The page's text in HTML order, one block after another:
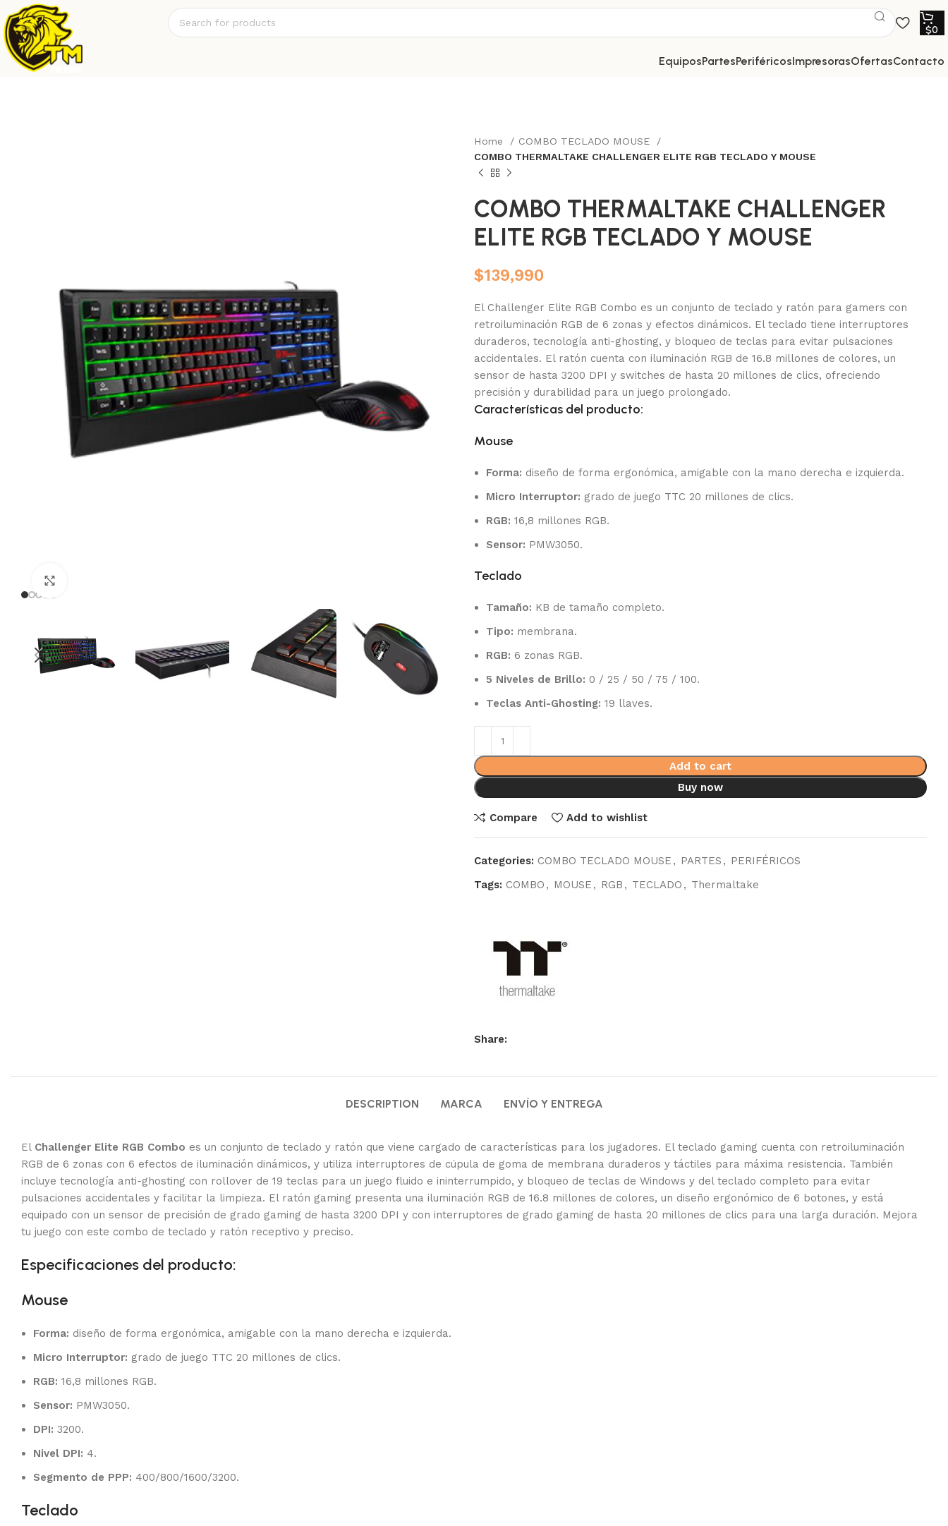
$0
equipos partes periféricos impresoras ofertas contacto
Home
COMBO TECLADO MOUSE
COMBO THERMALTAKE CHALLENGER ELITE RGB TECLADO Y MOUSE
COMBO THERMALTAKE CHALLENGER
ELITE RGB TECLADO Y MOUSE
$139,990
El Challenger Elite RGB Combo es un conjunto de teclado y ratón para gamers con
retroiluminación RGB de 6 zonas y efectos dinámicos. El teclado tiene interruptores
duraderos, tecnología anti-ghosting, y bloqueo de teclas para evitar pulsaciones
accidentales. El ratón cuenta con iluminación RGB de 16.8 millones de colores, un
sensor de hasta 3200 DPI y switches de hasta 20 millones de clics, ofreciendo
precisión y durabilidad para un juego prolongado.
Características del producto:
Mouse
Forma: diseño de forma ergonómica, amigable con la mano derecha e izquierda.
Micro Interruptor: grado de juego TTC 20 millones de clics.
RGB: 16,8 millones RGB.
Sensor: PMW3050.
Teclado
Tamaño: KB de tamaño completo.
Tipo: membrana.
RGB: 6 zonas RGB.
5 Niveles de Brillo: 0 / 25 / 50 / 75 / 100.
Teclas Anti-Ghosting: 19 llaves.
Add to cart
Buy now
Compare Add to wishlist
Categories: COMBO TECLADO MOUSE , PARTES , PERIFÉRICOS
Tags: COMBO , MOUSE , RGB , TECLADO , Thermaltake
Share:
DESCRIPTION MARCA ENVÍO Y ENTREGA
El Challenger Elite RGB Combo es un conjunto de teclado y ratón que viene cargado de características para los jugadores. El teclado gaming cuenta con retroiluminación
RGB de 6 zonas con 6 efectos de iluminación dinámicos, y utiliza interruptores de cúpula de goma de membrana duraderos y táctiles para máxima resistencia. También
incluye tecnología anti-ghosting con rollover de 19 teclas para un juego fluido e ininterrumpido, y bloqueo de teclas de Windows y del teclado completo para evitar
pulsaciones accidentales y facilitar la limpieza. El ratón gaming presenta una iluminación RGB de 16.8 millones de colores, un diseño ergonómico de 6 botones, y está
equipado con un sensor de precisión de grado gaming de hasta 3200 DPI y con interruptores de grado gaming de hasta 20 millones de clics para una larga duración. Mejora
tu juego con este combo de teclado y ratón receptivo y preciso.
Especificaciones del producto:
Mouse
Forma: diseño de forma ergonómica, amigable con la mano derecha e izquierda.
Micro Interruptor: grado de juego TTC 20 millones de clics.
RGB: 16,8 millones RGB.
Sensor: PMW3050.
DPI: 3200.
Nivel DPI: 4.
Segmento de PPP: 400/800/1600/3200.
Teclado